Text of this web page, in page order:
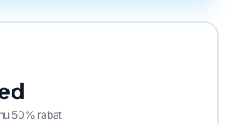
50% rabat